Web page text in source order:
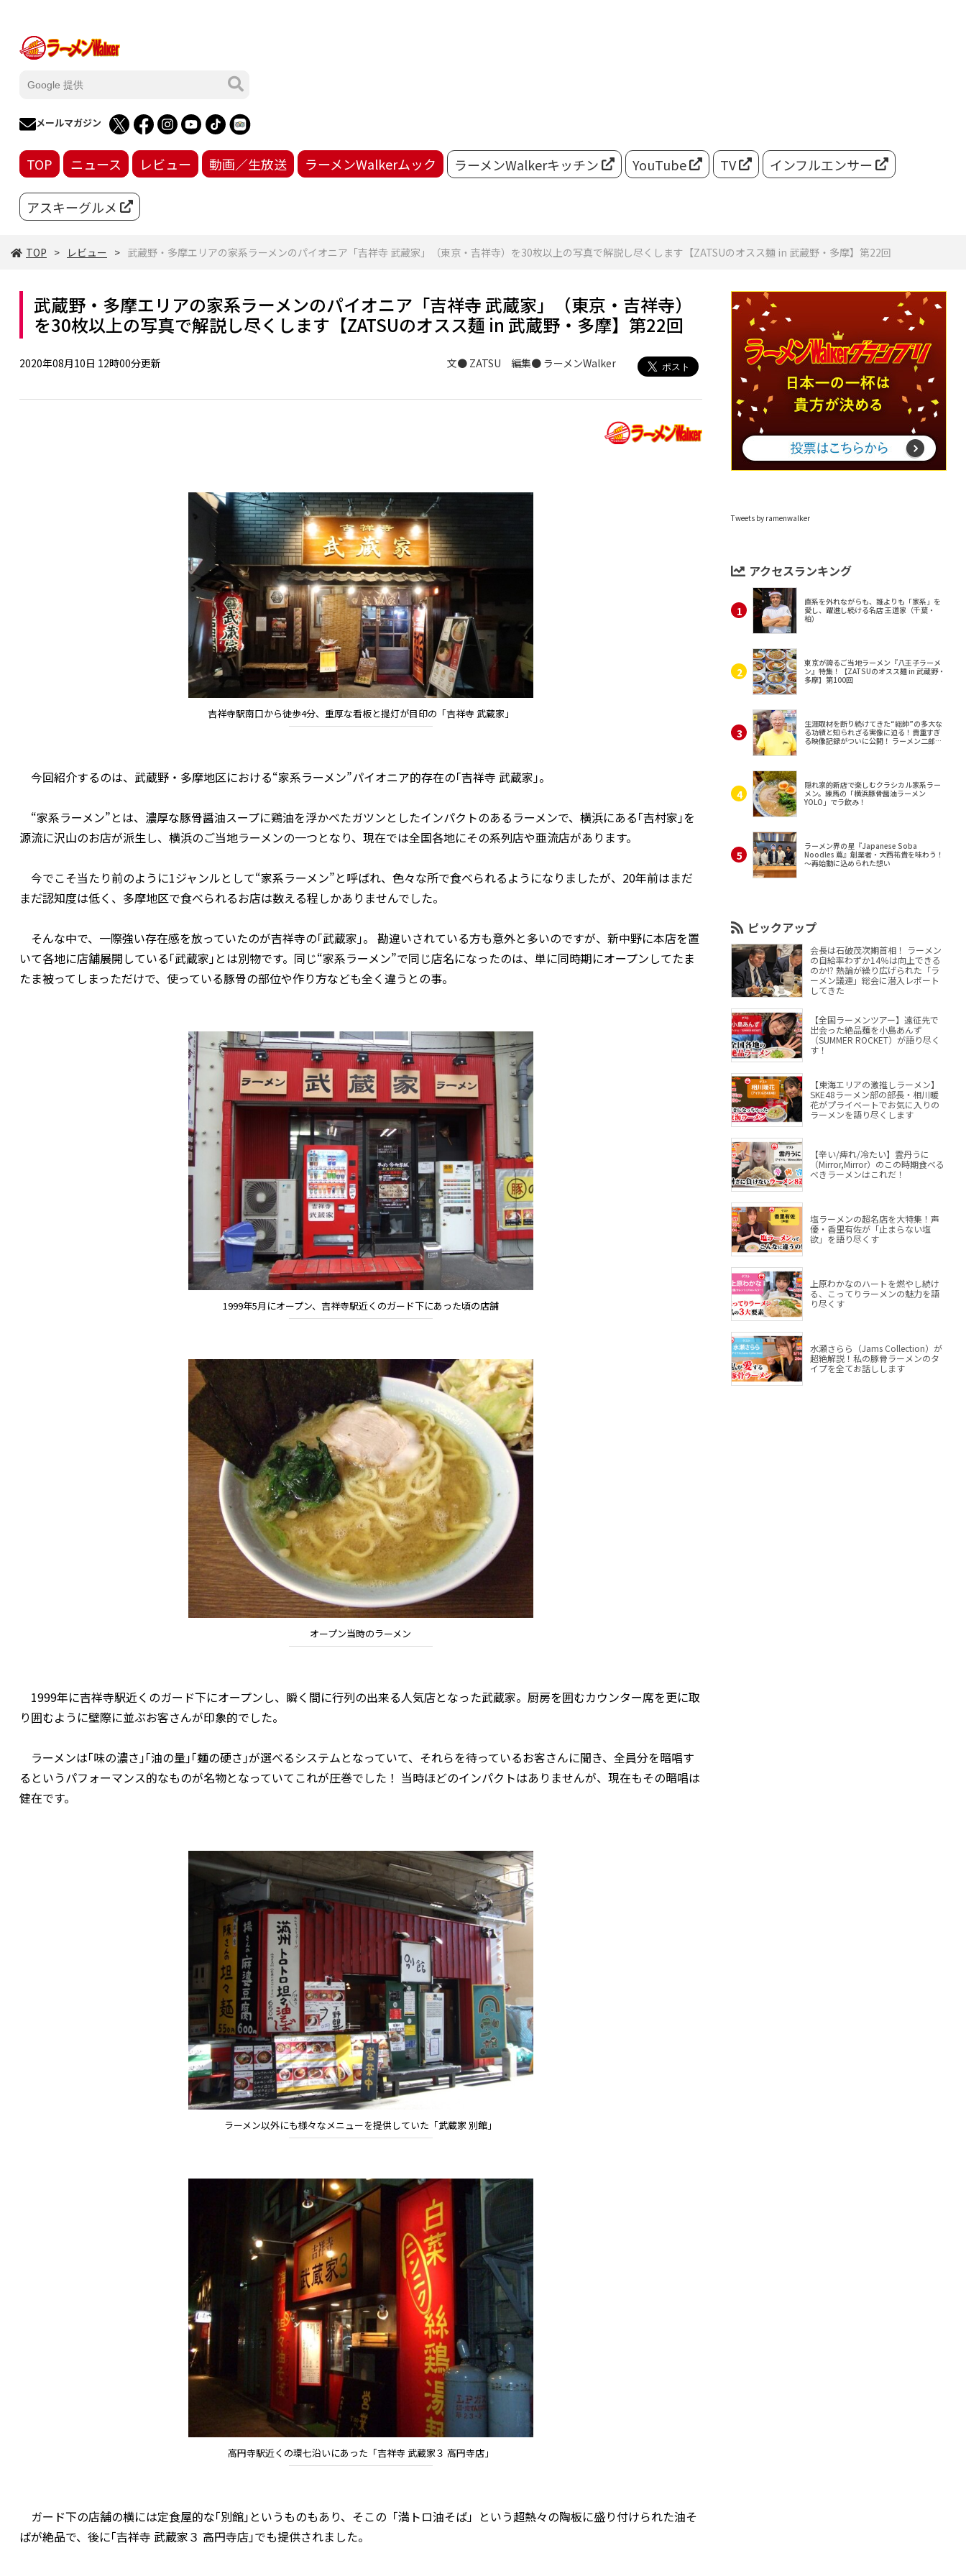
メールマガジン
TOP ニュース レビュー 動画／生放送 ラーメンWalkerムック ラーメンWalkerキッチン YouTube TV インフルエンサー
アスキーグルメ
TOP レビュー 武蔵野・多摩エリアの家系ラーメンのパイオニア「吉祥寺 武蔵家」（東京・吉祥寺）を30枚以上の写真で解説し尽くします【ZATSUのオスス麺 in 武蔵野・多摩】第22回
武蔵野・多摩エリアの家系ラーメンのパイオニア「吉祥寺 武蔵家」（東京・吉祥寺）
を30枚以上の写真で解説し尽くします【ZATSUのオスス麺 in 武蔵野・多摩】第22回
2020年08月10日 12時00分更新 文● ZATSU 編集● ラーメンWalker
吉祥寺駅南口から徒歩4分、重厚な看板と提灯が目印の「吉祥寺 武蔵家」
今回紹介するのは、武蔵野・多摩地区における“家系ラーメン”パイオニア的存在の｢吉祥寺 武蔵家｣。
“家系ラーメン”とは、濃厚な豚骨醤油スープに鶏油を浮かべたガツンとしたインパクトのあるラーメンで、横浜にある｢吉村家｣を
源流に沢山のお店が派生し、横浜のご当地ラーメンの一つとなり、現在では全国各地にその系列店や亜流店があります。
今でこそ当たり前のように1ジャンルとして“家系ラーメン”と呼ばれ、色々な所で食べられるようになりましたが、20年前はまだ
まだ認知度は低く、多摩地区で食べられるお店は数える程しかありませんでした。
そんな中で、一際強い存在感を放っていたのが吉祥寺の｢武蔵家｣。 勘違いされている方も意外と多いのですが、新中野に本店を置
いて各地に店舗展開している｢武蔵家｣とは別物です。同じ“家系ラーメン”で同じ店名になったのは、単に同時期にオープンしてたま
たま被ってしまっただけで、使っている豚骨の部位や作り方なども全く違うとの事。
1999年5月にオープン、吉祥寺駅近くのガード下にあった頃の店舗
オープン当時のラーメン
1999年に吉祥寺駅近くのガード下にオープンし、瞬く間に行列の出来る人気店となった武蔵家。厨房を囲むカウンター席を更に取
り囲むように壁際に並ぶお客さんが印象的でした。
ラーメンは｢味の濃さ｣｢油の量｣｢麺の硬さ｣が選べるシステムとなっていて、それらを待っているお客さんに聞き、全員分を暗唱す
るというパフォーマンス的なものが名物となっていてこれが圧巻でした！ 当時ほどのインパクトはありませんが、現在もその暗唱は
健在です。
ラーメン以外にも様々なメニューを提供していた「武蔵家 別館」
高円寺駅近くの環七沿いにあった「吉祥寺 武蔵家３ 高円寺店」
ガード下の店舗の横には定食屋的な｢別館｣というものもあり、そこの「満トロ油そば」という超熱々の陶板に盛り付けられた油そ
ばが絶品で、後に｢吉祥寺 武蔵家３ 高円寺店｣でも提供されました。
Tweets by ramenwalker
アクセスランキング
直系を外れながらも、誰よりも「家系」を
愛し、躍進し続ける名店 王道家（千葉・
柏）
東京が誇るご当地ラーメン『八王子ラーメ
ン』特集！【ZATSUのオスス麺 in 武蔵野・
多摩】第100回
生涯取材を断り続けてきた“総帥”の多大な
る功績と知られざる実像に迫る！貴重すぎ
る映像記録がついに公開！ ラーメン二郎
隠れ家的新店で楽しむクラシカル家系ラー
メン。練馬の「横浜豚骨醤油ラーメン
YOLO」でラ飲み！
ラーメン界の星『Japanese Soba
Noodles 蔦』創業者・大西祐貴を味わう！
～再始動に込められた想い
ピックアップ
会長は石破茂次期首相！ ラーメン
の自給率わずか14％は向上できる
のか!? 熱論が繰り広げられた「ラ
ーメン議連」総会に潜入レポート
してきた
【全国ラーメンツアー】遠征先で
出会った絶品麺を小島あんず
（SUMMER ROCKET）が語り尽く
す！
【東海エリアの激推しラーメン】
SKE48ラーメン部の部長・相川暖
花がプライベートでお気に入りの
ラーメンを語り尽くします
【辛い/痺れ/冷たい】雲丹うに
（Mirror,Mirror）のこの時期食べる
べきラーメンはこれだ！
塩ラーメンの超名店を大特集！声
優・香里有佐が「止まらない塩
欲」を語り尽くす
上原わかなのハートを燃やし続け
る、こってりラーメンの魅力を語
り尽くす
水瀬さらら（Jams Collection）が
超絶解説！私の豚骨ラーメンのタ
イプを全てお話しします